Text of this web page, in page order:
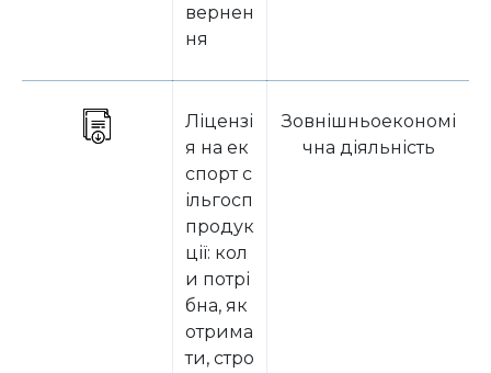
вернен
ня
Ліцензі
я на ек
спорт с
ільгосп
продук
ції: кол
и потрі
бна, як
отрима
ти, стро
Зовнішньоекономі
чна діяльність